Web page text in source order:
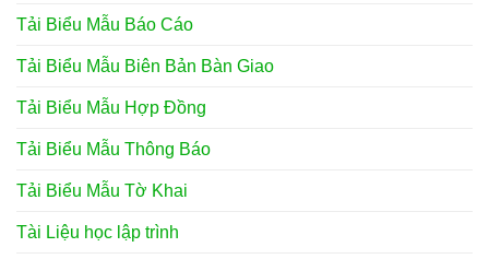
Tải Biểu Mẫu Báo Cáo
Tải Biểu Mẫu Biên Bản Bàn Giao
Tải Biểu Mẫu Hợp Đồng
Tải Biểu Mẫu Thông Báo
Tải Biểu Mẫu Tờ Khai
Tài Liệu học lập trình